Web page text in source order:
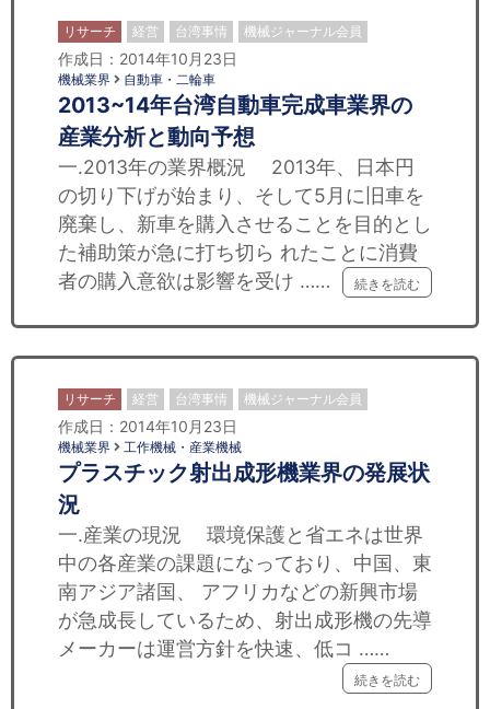
ＩＴ
飲食店情報
リサーチ 経営 台湾事情 機械ジャーナル会員
作成日：2014年10月23日
機械業界 自動車・二輪車
2013~14年台湾自動車完成車業界の
産業分析と動向予想
一.2013年の業界概況 2013年、日本円
の切り下げが始まり、そして5月に旧車を
廃棄し、新車を購入させることを目的とし
た補助策が急に打ち切ら れたことに消費
者の購入意欲は影響を受け ……
続きを読む
リサーチ 経営 台湾事情 機械ジャーナル会員
作成日：2014年10月23日
機械業界 工作機械・産業機械
プラスチック射出成形機業界の発展状
況
一.産業の現況 環境保護と省エネは世界
中の各産業の課題になっており、中国、東
南アジア諸国、 アフリカなどの新興市場
が急成長しているため、射出成形機の先導
メーカーは運営方針を快速、低コ ……
続きを読む